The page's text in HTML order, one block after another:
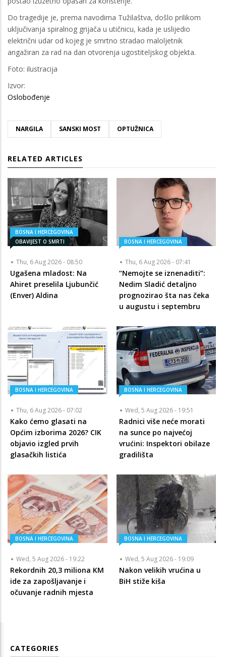
Do tragedije je, prema navodima Tužilaštva, došlo prilikom
uključivanja spiralnog grijača u utičnicu, kada je uslijedio
električni udar od kojeg je smrtno stradao maloljetnik
angažiran za rad na dan otvorenja ugostiteljskog objekta.
Foto: ilustracija
Izvor:
Oslobođenje
NARGILA SANSKI MOST OPTUŽNICA
RELATED ARTICLES
BOSNA I HERCEGOVINA
OBAVIJEST O SMRTI
Thu, 6 Aug 2026 - 08:50
Ugašena mladost: Na
Ahiret preselila Ljubunčić
(Enver) Aldina
BOSNA I HERCEGOVINA
Thu, 6 Aug 2026 - 07:41
“Nemojte se iznenaditi”:
Nedim Sladić detaljno
prognozirao šta nas čeka
u augustu i septembru
BOSNA I HERCEGOVINA
Thu, 6 Aug 2026 - 07:02
Kako ćemo glasati na
Općim izborima 2026? CIK
objavio izgled prvih
glasačkih listića
BOSNA I HERCEGOVINA
Wed, 5 Aug 2026 - 19:51
Radnici više neće morati
na sunce po najvećoj
vrućini: Inspektori obilaze
gradilišta
BOSNA I HERCEGOVINA
Wed, 5 Aug 2026 - 19:22
Rekordnih 20,3 miliona KM
ide za zapošljavanje i
očuvanje radnih mjesta
BOSNA I HERCEGOVINA
Wed, 5 Aug 2026 - 19:09
Nakon velikih vrućina u
BiH stiže kiša
CATEGORIES